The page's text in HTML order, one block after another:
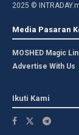
2025 ©
Media Pasaran
MOSHED Magic
Advertise With Us
Ikuti Kami